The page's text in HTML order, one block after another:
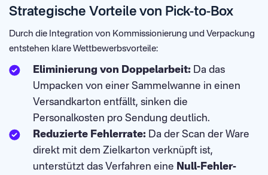
Strategische Vorteile von Pick-to-Box
Durch die Integration von Kommissionierung und Verpackung
entstehen klare Wettbewerbsvorteile:
Eliminierung von Doppelarbeit: Da das
Umpacken von einer Sammelwanne in einen
Versandkarton entfällt, sinken die
Personalkosten pro Sendung deutlich.
Reduzierte Fehlerrate: Da der Scan der Ware
direkt mit dem Zielkarton verknüpft ist,
unterstützt das Verfahren eine Null-Fehler-